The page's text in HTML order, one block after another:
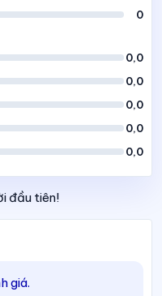
0
0,0
0,0
0,0
0,0
0,0
đầu tiên!
giá.